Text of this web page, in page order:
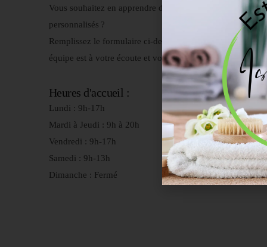
Vous souhaitez en apprendre davantage sur nos soins ou
personnalisés ?
Remplissez le formulaire ci-dessous ou contactez-nous
équipe est à votre écoute et vous répondra dans les plus
Heures d'accueil :
Lundi : 9h-17h
Mardi à Jeudi : 9h à 20h
Vendredi : 9h-17h
Samedi : 9h-13h
Dimanche : Fermé